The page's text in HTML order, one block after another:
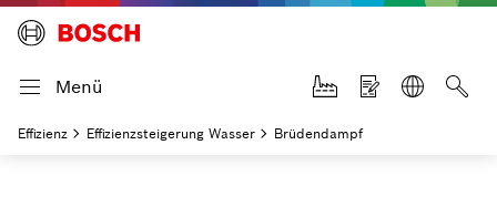
Menü
Effizienz Effizienzsteigerung Wasser Brüdendampf